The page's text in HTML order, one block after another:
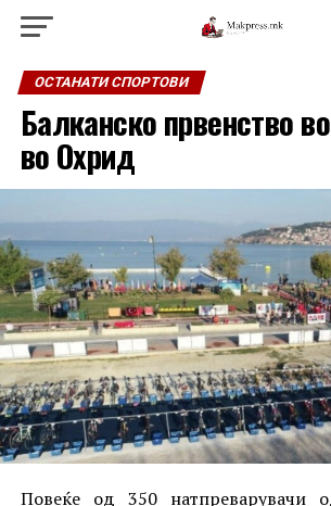
ОСТАНАТИ СПОРТОВИ
Балканско првенство
во Охрид
Повеќе од 350 натпреварувачи